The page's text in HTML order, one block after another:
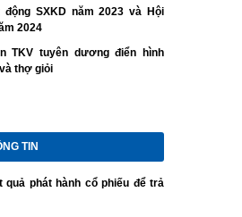
động SXKD năm 2023 và Hội
2024
TKV tuyên dương điển hình
thợ giỏi
TIN
quả phát hành cổ phiếu để trả